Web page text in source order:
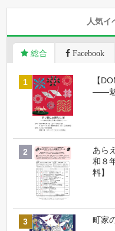
人気イ
総合 Facebook
【
――魅
あら
和８
料】
町家